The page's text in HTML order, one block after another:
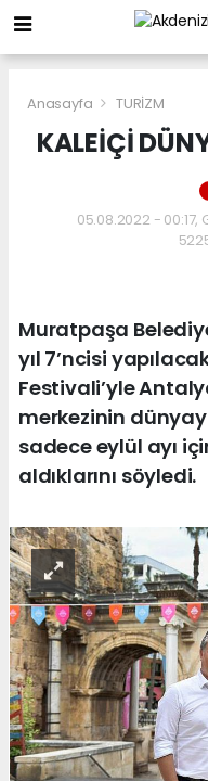
Anasayfa TURİZM
KALEİÇİ
05.08.2022 - 00:17,
Muratpaşa
yıl 7’ncisi
Festivali’yle
merkezinin
sadece eylül ayı
aldıklarını söyledi.